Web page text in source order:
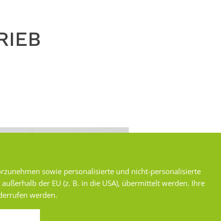
sowie personalisierte und nicht-personalisierte
der EU (z. B. in die USA), übermittelt werden. Ihre
werden.